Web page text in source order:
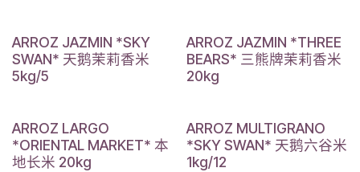
ARROZ JAZMIN *SKY
SWAN* 天鹅茉莉香米
5kg/5
ARROZ JAZMIN *THREE
BEARS* 三熊牌茉莉香米
20kg
ARROZ LARGO
*ORIENTAL MARKET* 本
地长米 20kg
ARROZ MULTIGRANO
*SKY SWAN* 天鹅六谷米
1kg/12